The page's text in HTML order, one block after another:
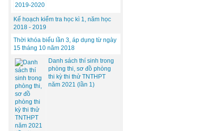
Kế hoạch kiểm tra học kì 1, năm học
2018 - 2019
Thời khóa biểu lần 3, áp dụng từ ngày
15 tháng 10 năm 2018
Danh sách thí sinh trong
phòng thi, sơ đồ phòng
thi kỳ thi thử TNTHPT
năm 2021 (lần 1)